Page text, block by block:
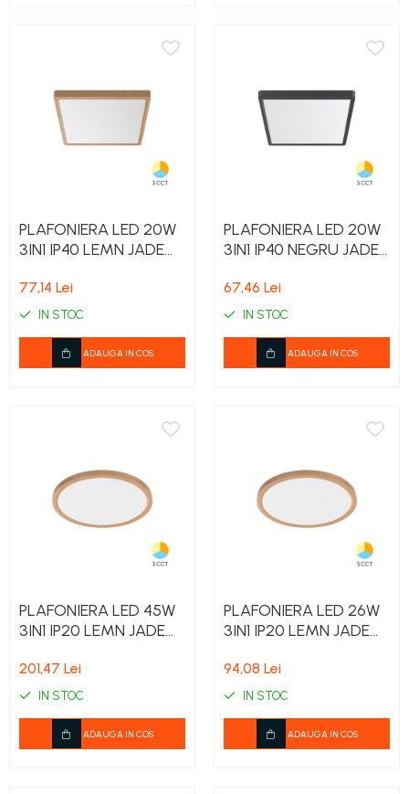
PLAFONIERA LED 20W
3IN1 IP40 LEMN JADE
77,14 Lei
IN STOC
ADAUGA IN COS
PLAFONIERA LED 20W
3IN1 IP40 NEGRU JADE
67,46 Lei
IN STOC
ADAUGA IN COS
PLAFONIERA LED 45W
3IN1 IP20 LEMN JADE
201,47 Lei
IN STOC
ADAUGA IN COS
PLAFONIERA LED 26W
3IN1 IP20 LEMN JADE
94,08 Lei
IN STOC
ADAUGA IN COS